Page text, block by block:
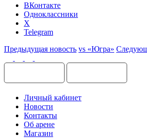
ВКонтакте
Одноклассники
X
Telegram
Предыдущая новость vs «Югра»
Личный кабинет
Новости
Контакты
Об арене
Магазин